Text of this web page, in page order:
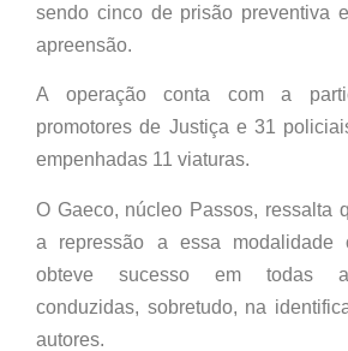
sendo cinco de prisão preventiva
apreensão.
A operação conta com a
promotores de Justiça e 31
empenhadas 11 viaturas.
O Gaeco, núcleo Passos, ressalta
a repressão a essa modalidade
obteve sucesso em todas
conduzidas, sobretudo, na
autores.